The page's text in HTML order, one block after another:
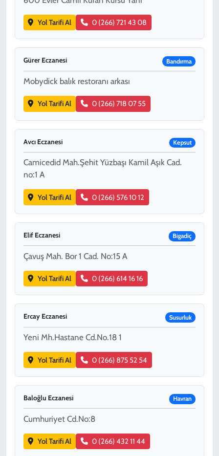
Yol Tarifi Al 0 (266) 721 43 08
Gürer Eczanesi Bandırma
Mobydick balık restoranı arkası
Yol Tarifi Al 0 (266) 718 07 55
Avcı Eczanesi Kepsut
Camicedid Mah.Şehit Yüzbaşı Kamil Aşık Cad.
no:1 A
Yol Tarifi Al 0 (266) 576 10 12
Elif Eczanesi Bigadiç
Çavuş Mah. Bor 1 Cad. No:15 A
Yol Tarifi Al 0 (266) 614 16 16
Ercay Eczanesi Susurluk
Yeni Mh.Hastane Cd.No.18 1
Yol Tarifi Al 0 (266) 875 52 54
Baloğlu Eczanesi Havran
Cumhuriyet Cd.No:8
Yol Tarifi Al 0 (266) 432 11 44